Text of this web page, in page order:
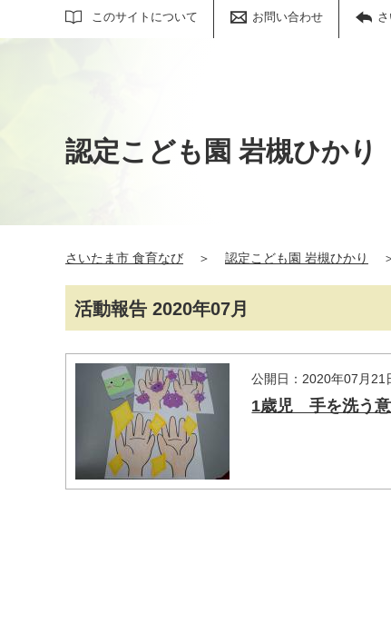
このサイトについて お問い合わせ
サイト内検索
認定こども園 岩槻ひかり
さいたま市 食育なび ＞ 認定こども園 岩槻ひかり
活動報告 2020年07月
公開日：2020年07月21
1歳児 手を洗う